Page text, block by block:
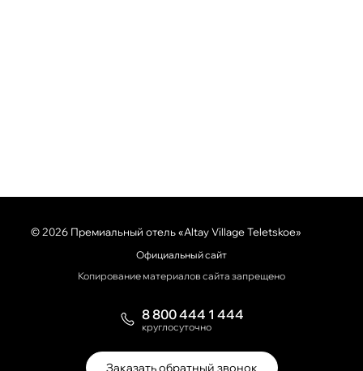
© 2026 Премиальный отель «Altay Village Teletskoe»
Официальный сайт
Копирование материалов сайта запрещено
8 800 444 1 444
круглосуточно
Заказать обратный звонок